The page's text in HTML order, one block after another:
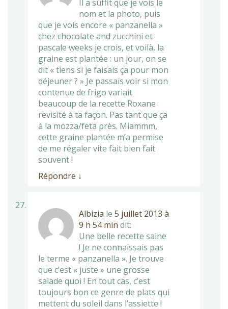
Il a suffit que je vois le
nom et la photo, puis
que je vois encore « panzanella »
chez chocolate and zucchini et
pascale weeks je crois, et voilà, la
graine est plantée : un jour, on se
dit « tiens si je faisais ça pour mon
déjeuner ? » Je passais voir si mon
contenue de frigo variait
beaucoup de la recette Roxane
revisité à ta façon. Pas tant que ça
à la mozza/feta près. Miammm,
cette graine plantée m’a permise
de me régaler vite fait bien fait
souvent !
Répondre ↓
Albizia le 5 juillet 2013 à
9 h 54 min dit:
Une belle recette saine
! Je ne connaissais pas
le terme « panzanella ». Je trouve
que c’est « juste » une grosse
salade quoi ! En tout cas, c’est
toujours bon ce genre de plats qui
mettent du soleil dans l’assiette !